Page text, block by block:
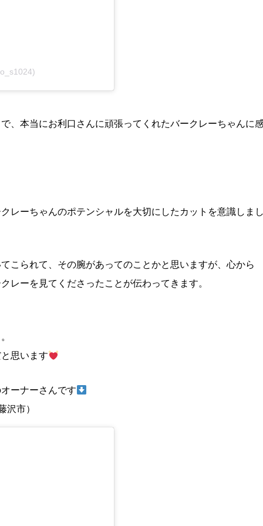
、本当にお利口さんに頑張ってくれたバークレーちゃんに
レーちゃんのポテンシャルを大切にしたカットを意識しま
こられて、その腕があってのことかと思いますが、心から
レーを見てくださったことが伝わってきます。
思います
ーナーさんです
沢市）